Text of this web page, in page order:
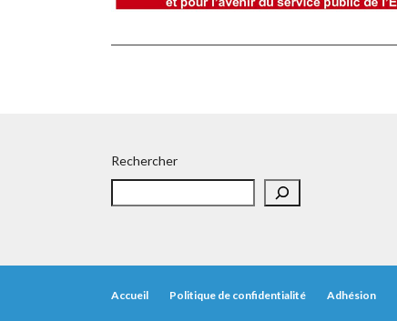
Rechercher
Accueil Politique de confidentialité Adhésion